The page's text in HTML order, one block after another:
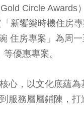
Circle
新饗樂時機住房
住房專案」為周
優惠專案。
心，以文化底蘊
服務層層鋪陳，